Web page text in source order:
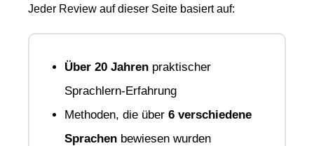
Jeder Review auf dieser Seite basiert auf:
Über 20 Jahren praktischer
Sprachlern-Erfahrung
Methoden, die über 6 verschiedene
Sprachen bewiesen wurden